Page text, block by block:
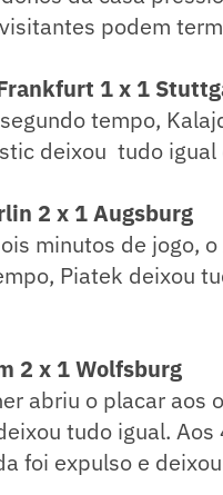
podem
1 x 1
tempo,
deixou tudo
2 x 1 Augsburg
minutos de jogo,
Piatek deixou
2 x 1 Wolfsburg
abriu o placar aos
tudo igual.
foi expulso e